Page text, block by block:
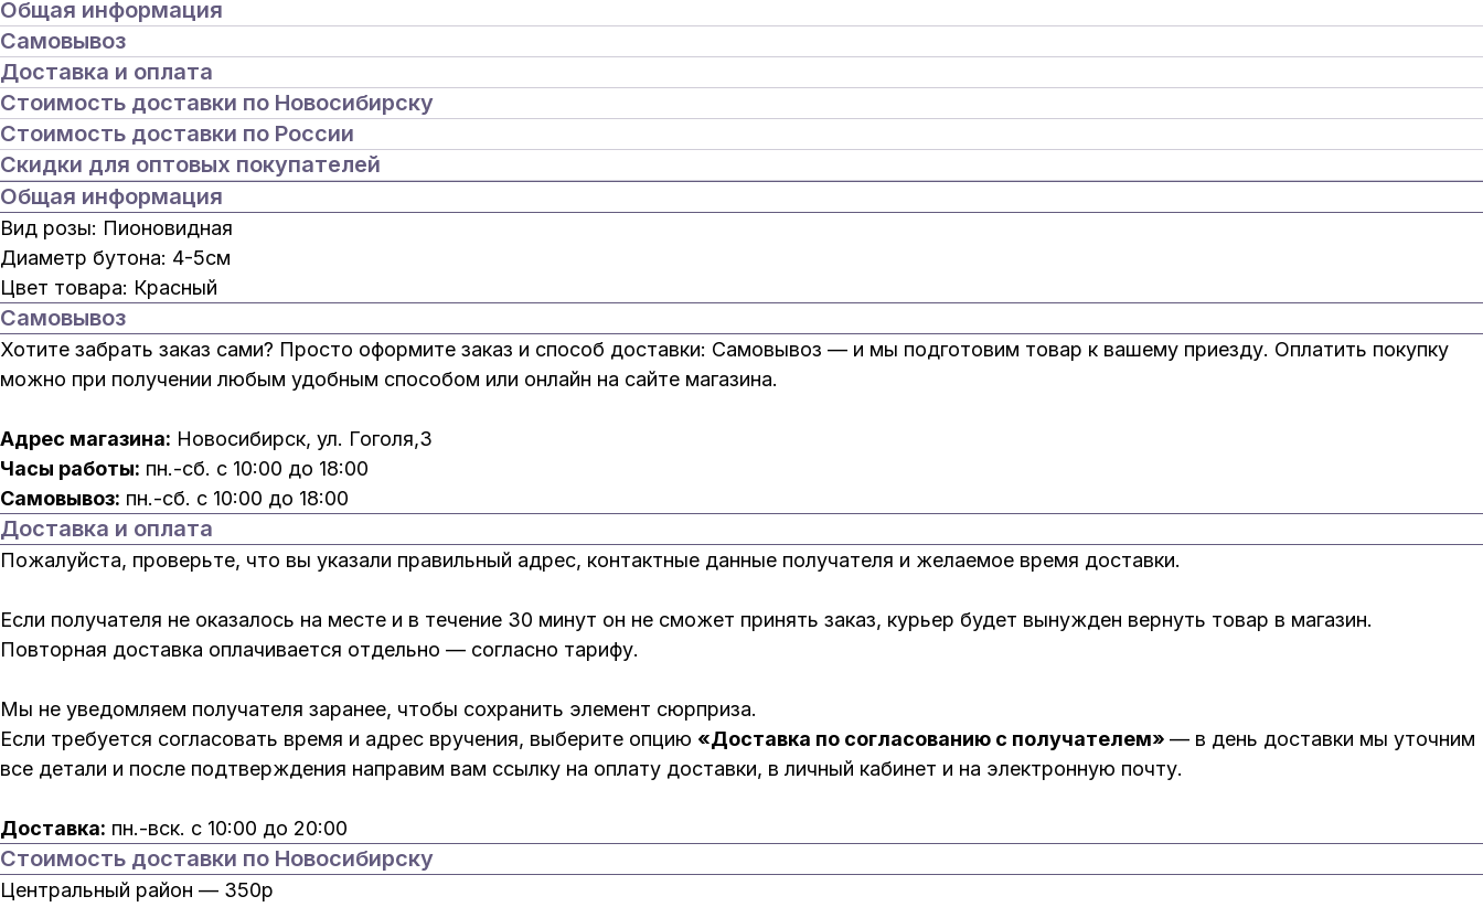
Общая информация
Самовывоз
Доставка и оплата
Стоимость доставки по Новосибирску
Стоимость доставки по России
Скидки для оптовых покупателей
Общая информация
Вид розы: Пионовидная
Диаметр бутона: 4-5см
Цвет товара: Красный
Самовывоз
Хотите забрать заказ сами? Просто оформите заказ и способ доставки: Самовывоз — и мы подготовим товар к вашему приезду. Оплатить покупку
можно при получении любым удобным способом или онлайн на сайте магазина.
Адрес магазина: Новосибирск, ул. Гоголя,3
Часы работы: пн.-сб. с 10:00 до 18:00
Самовывоз: пн.-сб. с 10:00 до 18:00
Доставка и оплата
Пожалуйста, проверьте, что вы указали правильный адрес, контактные данные получателя и желаемое время доставки.
Если получателя не оказалось на месте и в течение 30 минут он не сможет принять заказ, курьер будет вынужден вернуть товар в магазин.
Повторная доставка оплачивается отдельно — согласно тарифу.
Мы не уведомляем получателя заранее, чтобы сохранить элемент сюрприза.
Если требуется согласовать время и адрес вручения, выберите опцию «Доставка по согласованию с получателем» — в день доставки мы уточним
все детали и после подтверждения направим вам ссылку на оплату доставки, в личный кабинет и на электронную почту.
Доставка: пн.-вск. с 10:00 до 20:00
Стоимость доставки по Новосибирску
Центральный район — 350р